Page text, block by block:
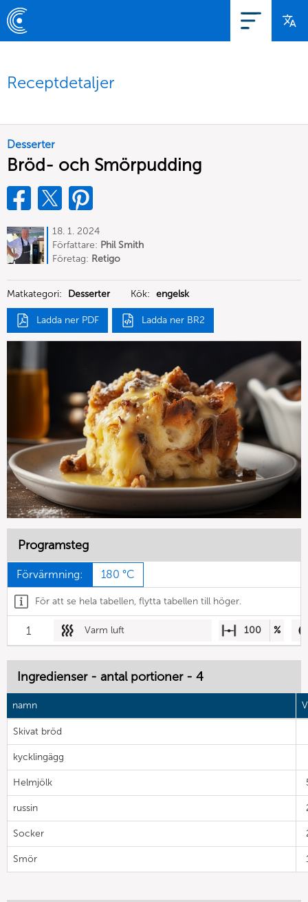
Receptdetaljer
Desserter
Bröd- och Smörpudding
18. 1. 2024
Författare: Phil Smith
Företag: Retigo
Matkategori: Desserter Kök: engelsk
Ladda ner PDF Ladda ner BR2
Programsteg
Förvärmning: 180 °C
För att se hela tabellen, flytta tabellen till höger.
1 Varm luft 100 %
Ingredienser - antal portioner - 4
namn
Skivat bröd
kycklingägg
Helmjölk
russin
Socker
Smör